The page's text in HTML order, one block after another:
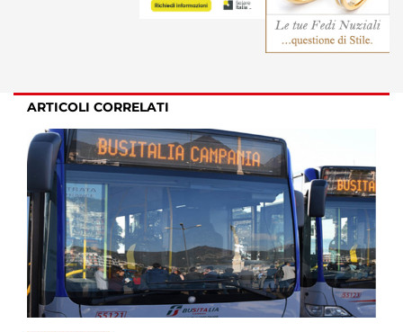
ARTICOLI CORRELATI